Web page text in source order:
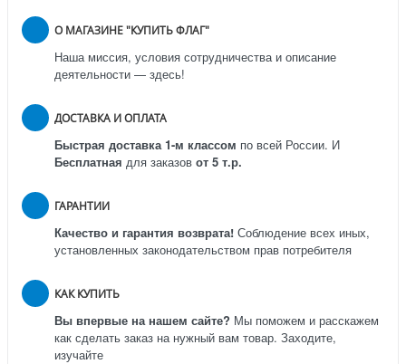
О МАГАЗИНЕ "КУПИТЬ ФЛАГ"
Наша миссия, условия сотрудничества и описание
деятельности — здесь!
ДОСТАВКА И ОПЛАТА
Быстрая доставка 1-м классом по всей России. И
Бесплатная для заказов от 5 т.р.
ГАРАНТИИ
Качество и гарантия возврата! Соблюдение всех иных,
установленных законодательством прав потребителя
КАК КУПИТЬ
Вы впервые на нашем сайте? Мы поможем и расскажем
как сделать заказ на нужный вам товар. Заходите,
изучайте